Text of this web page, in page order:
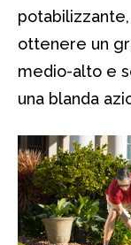
ottenere un
medio-alto e
una blanda